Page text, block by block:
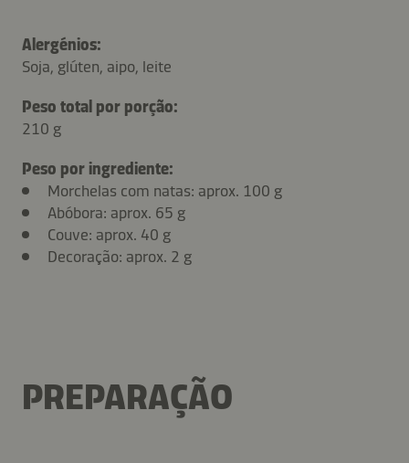
Alergénios:
Soja, glúten, aipo, leite
Peso total por porção:
210 g
Peso por ingrediente:
Morchelas com natas: aprox. 100 g
Abóbora: aprox. 65 g
Couve: aprox. 40 g
Decoração: aprox. 2 g
PREPARAÇÃO